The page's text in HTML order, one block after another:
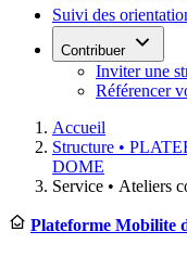
Suivi des
Contribuer
Inviter une
Référencer
Accueil
Structure •
DOME
Service • Ateliers
Plateforme Mobilite